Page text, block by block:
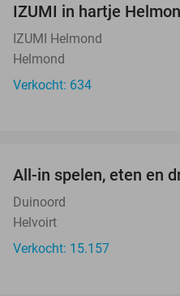
IZUMI in hartje
IZUMI Helmond
Helmond
Verkocht: 634
All-in spelen, eten en
Duinoord
Helvoirt
Verkocht: 15.157